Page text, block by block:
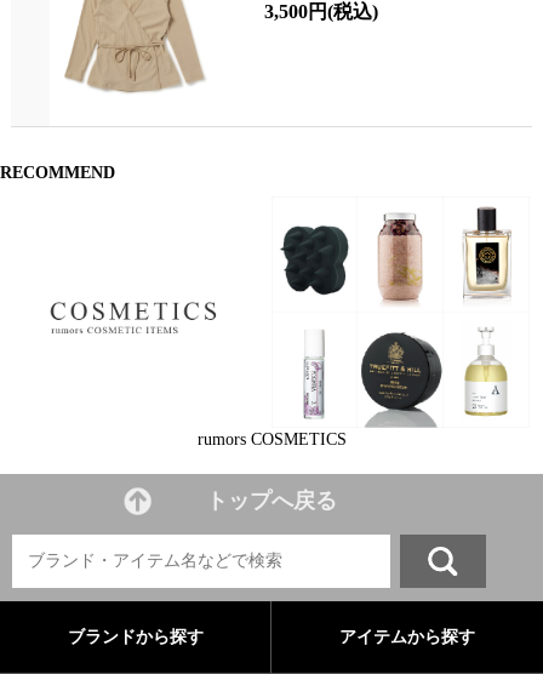
3,500円(税込)
RECOMMEND
rumors COSMETICS
トップへ戻る
ブランドから探す アイテムから探す